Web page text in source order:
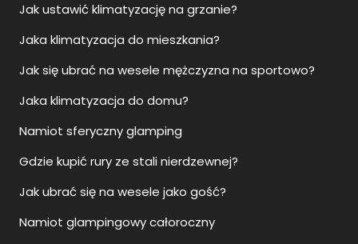
Jak ustawić klimatyzację na grzanie?
Jaka klimatyzacja do mieszkania?
Jak się ubrać na wesele mężczyzna na sportowo?
Jaka klimatyzacja do domu?
Namiot sferyczny glamping
Gdzie kupić rury ze stali nierdzewnej?
Jak ubrać się na wesele jako gość?
Namiot glampingowy całoroczny